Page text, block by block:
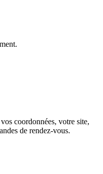
coordonnées, votre site,
de rendez-vous.